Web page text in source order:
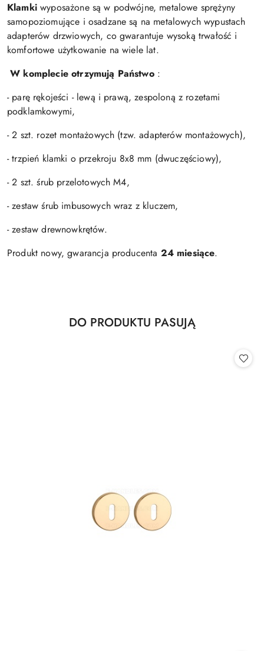
Klamkiwyposażone są w podwójne, metalowe sprężyny
samopoziomujące i osadzane są na metalowych wypustach
adapterów drzwiowych, co gwarantuje wysoką trwałość i
komfortowe użytkowanie na wiele lat.
W komplecie otrzymują Państwo:
- parę rękojeści - lewą i prawą, zespoloną z rozetami
podklamkowymi,
- 2 szt. rozet montażowych (tzw. adapterów montażowych),
- trzpień klamki o przekroju 8x8 mm (dwuczęściowy),
- 2 szt. śrub przelotowych M4,
- zestaw śrub imbusowych wraz z kluczem,
- zestaw drewnowkrętów.
Produkt nowy, gwarancja producenta 24 miesiące.
Pomiń karuzelę produktów
Produkty
DO PRODUKTU PASUJĄ